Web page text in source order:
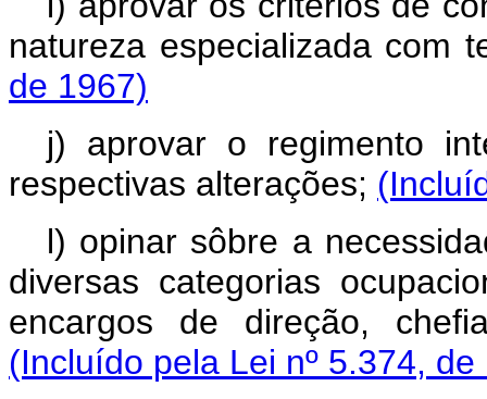
natureza especializada com
de 1967)
j) aprovar o regimento
respectivas alterações;
l) opinar sôbre a
diversas categorias
encargos de direção,
(Incluído pela Lei nº 5.374, de